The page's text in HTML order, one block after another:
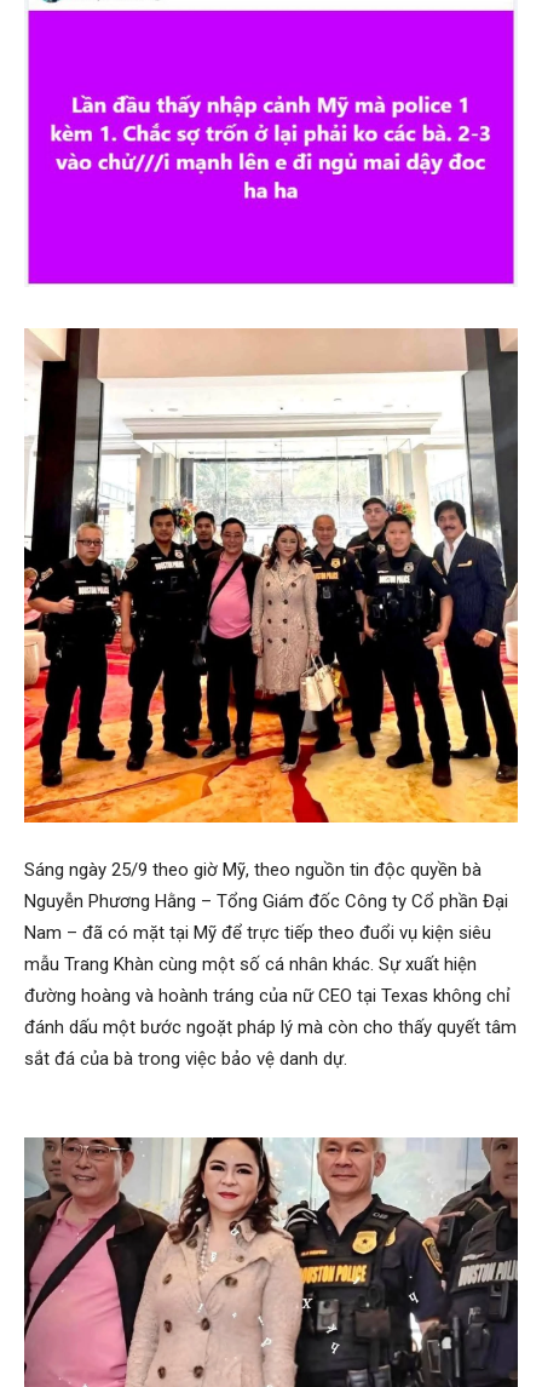
Sáng ngày 25/9 theo giờ Mỹ, theo nguồn tin độc quyền bà
Nguyễn Phương Hằng – Tổng Giám đốc Công ty Cổ phần Đại
Nam – đã có mặt tại Mỹ để trực tiếp theo đuổi vụ kiện siêu
mẫu Trang Khàn cùng một số cá nhân khác. Sự xuất hiện
đường hoàng và hoành tráng của nữ CEO tại Texas không chỉ
đánh dấu một bước ngoặt pháp lý mà còn cho thấy quyết tâm
sắt đá của bà trong việc bảo vệ danh dự.